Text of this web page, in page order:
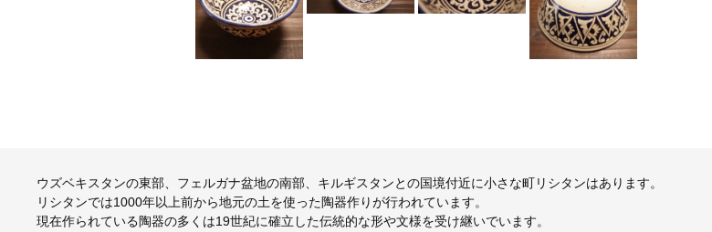
ウズベキスタンの東部、フェルガナ盆地の南部、キルギスタンとの国境付近に小さな町リシタンはあります。
リシタンでは1000年以上前から地元の土を使った陶器作りが行われています。
現在作られている陶器の多くは19世紀に確立した伝統的な形や文様を受け継いでいます。